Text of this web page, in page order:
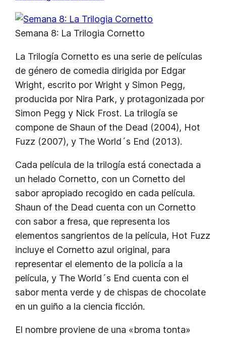
Semana 8: La Trilogia Cornetto
La Trilogía Cornetto es una serie de películas
de género de comedia dirigida por Edgar
Wright, escrito por Wright y Simon Pegg,
producida por Nira Park,y protagonizada por
Simon Pegg y Nick Frost. La trilogía se
compone de Shaun of the Dead (2004), Hot
Fuzz (2007), y The World´s End (2013).
Cada película de la trilogía está conectada a
un helado Cornetto, con un Cornetto del
sabor apropiado recogido en cada película.
Shaun of the Dead cuenta con un Cornetto
con sabor a fresa, que representa los
elementos sangrientos de la película, Hot Fuzz
incluye el Cornetto azul original, para
representar el elemento de la policía a la
película, y The World´s End cuenta con el
sabor menta verde y de chispas de chocolate
en un guiño a la ciencia ficción.
El nombre proviene de una «broma tonta»